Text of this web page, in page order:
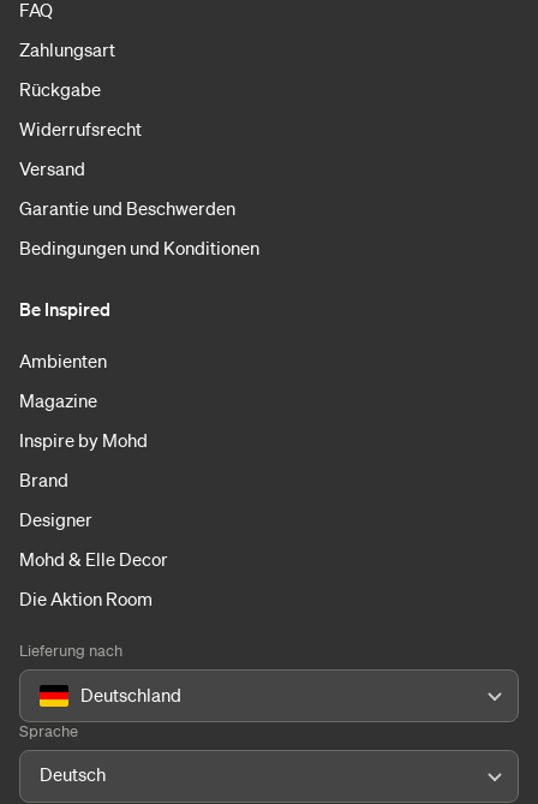
FAQ
Zahlungsart
Rückgabe
Widerrufsrecht
Versand
Garantie und Beschwerden
Bedingungen und Konditionen
Be Inspired
Ambienten
Magazine
Inspire by Mohd
Brand
Designer
Mohd & Elle Decor
Die Aktion Room
Lieferung nach
Deutschland
Sprache
Deutsch